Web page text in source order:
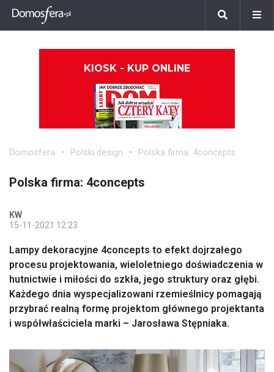
KIOSK - KUP ONLINE
Domosfera Polski design Polska firma: 4concepts
Polska firma: 4concepts
KW
15-11-2021 12:23
Lampy dekoracyjne 4concepts to efekt dojrzałego
procesu projektowania, wieloletniego doświadczenia w
hutnictwie i miłości do szkła, jego struktury oraz głębi.
Każdego dnia wyspecjalizowani rzemieślnicy pomagają
przybrać realną formę projektom głównego projektanta
i współwłaściciela marki – Jarosława Stępniaka.